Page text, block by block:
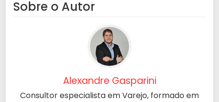
Sobre o Autor
Alexandre Gasparini
Consultor especialista em Varejo, formado em